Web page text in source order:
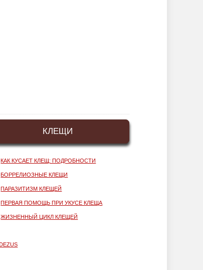
КЛЕЩИ
КАК КУСАЕТ КЛЕЩ: ПОДРОБНОСТИ
БОРРЕЛИОЗНЫЕ КЛЕЩИ
ПАРАЗИТИЗМ КЛЕЩЕЙ
ПЕРВАЯ ПОМОЩЬ ПРИ УКУСЕ КЛЕЩА
ЖИЗНЕННЫЙ ЦИКЛ КЛЕЩЕЙ